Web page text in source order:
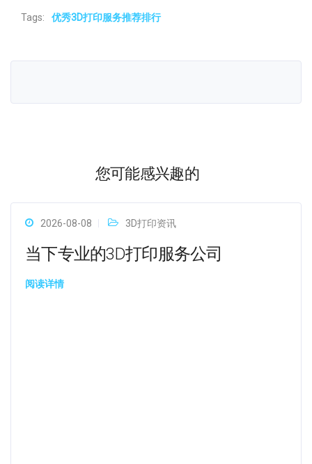
Tags: 优秀3D打印服务推荐排行
您可能感兴趣的
2026-08-08 3D打印资讯
当下专业的3D打印服务公司
阅读详情